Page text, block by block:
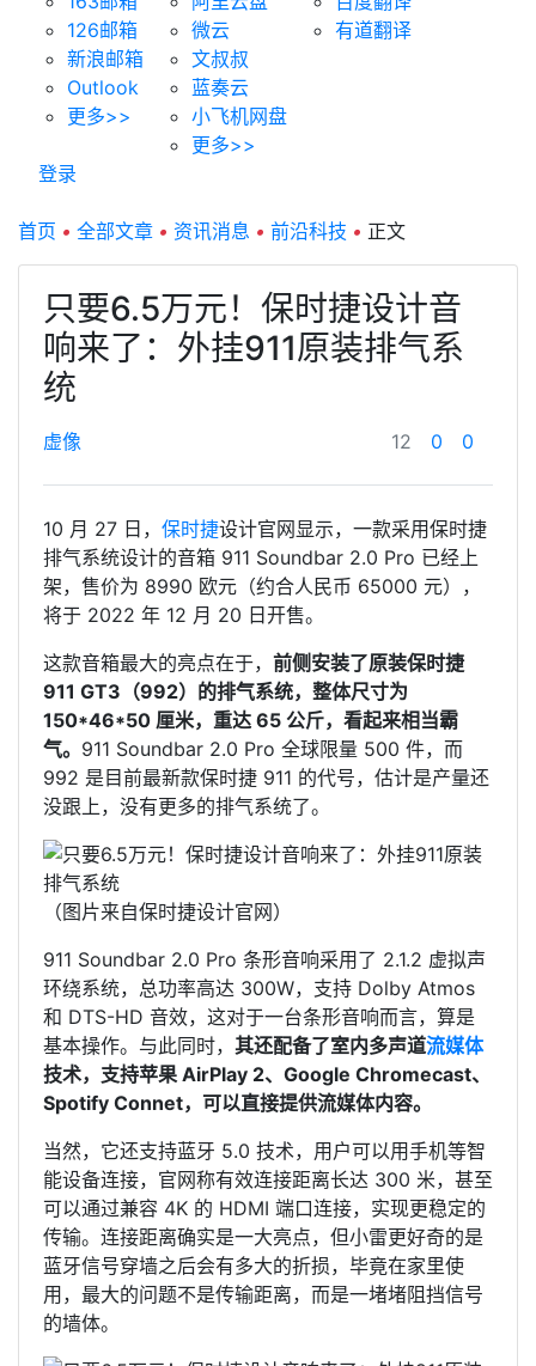
126邮箱
新浪邮箱
Outlook
更多>>
微云
文叔叔
蓝奏云
小飞机网盘
更多>>
有道翻译
登录
首页 • 全部文章 • 资讯消息 • 前沿科技 • 正文
只要6.5万元！保时捷设计音
响来了：外挂911原装排气系
统
虚像 12 0 0
10 月 27 日， 保时捷设计官网显示，一款采用保时捷
排气系统设计的音箱 911 Soundbar 2.0 Pro 已经上
架，售价为 8990 欧元（约合人民币 65000 元），
将于 2022 年 12 月 20 日开售。
这款音箱最大的亮点在于， 前侧安装了原装保时捷
911 GT3（992）的排气系统，整体尺寸为
150*46*50 厘米，重达 65 公斤，看起来相当霸
气。 911 Soundbar 2.0 Pro 全球限量 500 件，而
992 是目前最新款保时捷 911 的代号，估计是产量还
没跟上，没有更多的排气系统了。
（图片来自保时捷设计官网）
911 Soundbar 2.0 Pro 条形音响采用了 2.1.2 虚拟声
环绕系统，总功率高达 300W，支持 Dolby Atmos
和 DTS-HD 音效，这对于一台条形音响而言，算是
基本操作。与此同时， 其还配备了室内多声道流媒体
技术，支持苹果 AirPlay 2、Google Chromecast、
Spotify Connet，可以直接提供流媒体内容。
当然，它还支持蓝牙 5.0 技术，用户可以用手机等智
能设备连接，官网称有效连接距离长达 300 米，甚至
可以通过兼容 4K 的 HDMI 端口连接，实现更稳定的
传输。连接距离确实是一大亮点，但小雷更好奇的是
蓝牙信号穿墙之后会有多大的折损，毕竟在家里使
用，最大的问题不是传输距离，而是一堵堵阻挡信号
的墙体。